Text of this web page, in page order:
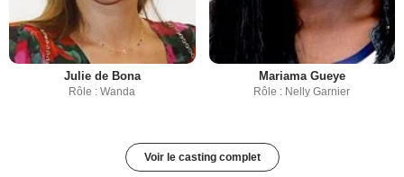
Julie de Bona
Rôle : Wanda
Mariama Gueye
Rôle : Nelly Garnier
Voir le casting complet